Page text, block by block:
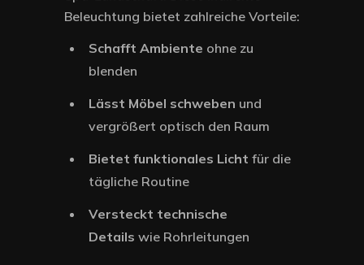
Beleuchtung bietet zahlreiche Vorteile:
Schafft Ambiente ohne zu
blenden
Lässt Möbel schweben und
vergrößert optisch den Raum
Bietet funktionales Licht für die
tägliche Routine
Versteckt technische
Details wie Rohrleitungen